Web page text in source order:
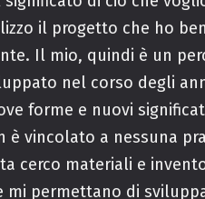
il progetto che ho
Il mio, quindi è un
nel corso degli
forme e nuovi
è vincolato a nessuna
cerco materiali e
mi permettano di